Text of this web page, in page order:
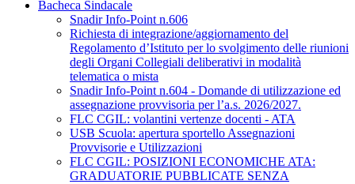
Bacheca Sindacale
Snadir Info-Point n.606
Richiesta di integrazione/aggiornamento del
Regolamento d’Istituto per lo svolgimento delle riunioni
degli Organi Collegiali deliberativi in modalità
telematica o mista
Snadir Info-Point n.604 - Domande di utilizzazione ed
assegnazione provvisoria per l’a.s. 2026/2027.
FLC CGIL: volantini vertenze docenti - ATA
USB Scuola: apertura sportello Assegnazioni
Provvisorie e Utilizzazioni
FLC CGIL: POSIZIONI ECONOMICHE ATA:
GRADUATORIE PUBBLICATE SENZA